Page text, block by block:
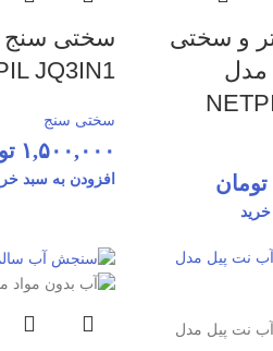
و سختی
مدل
تومان
سختی
JQ3IN1
سختی سنج
۱,۵۰۰,۰۰۰
افزودن به سبد